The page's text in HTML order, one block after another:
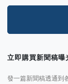
立即購買新聞稿曝
發一篇新聞稿透通到